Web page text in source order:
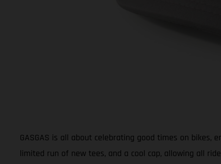
GASGAS is all about celebrating good times on bikes,
limited run of new tees, and a cool cap, allowing all